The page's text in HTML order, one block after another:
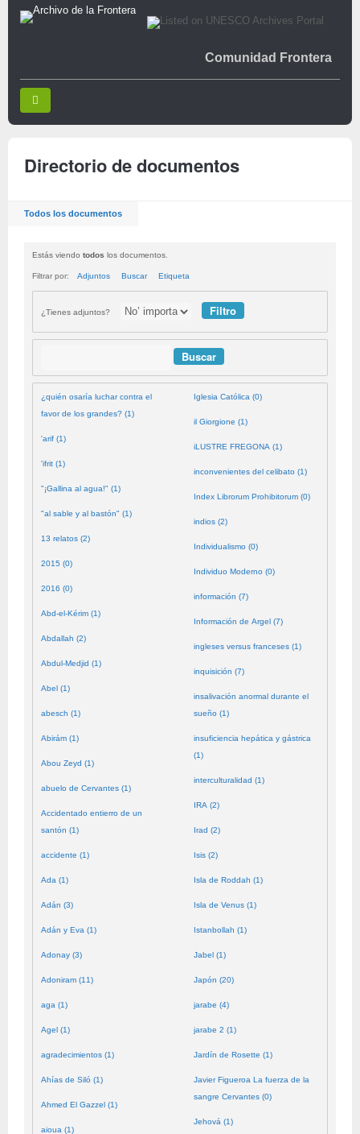
Comunidad Frontera
Directorio de documentos
Todos los documentos
Estás viendo todos los documentos.
Filtrar por: Adjuntos Buscar Etiqueta
¿Tienes adjuntos?
¿quién osaría luchar contra el
favor de los grandes? (1)
'arif (1)
'ifrit (1)
"¡Gallina al agua!" (1)
"al sable y al bastón" (1)
13 relatos (2)
2015 (0)
2016 (0)
Abd-el-Kérim (1)
Abdallah (2)
Abdul-Medjid (1)
Abel (1)
abesch (1)
Abirám (1)
Abou Zeyd (1)
abuelo de Cervantes (1)
Accidentado entierro de un
santón (1)
accidente (1)
Ada (1)
Adán (3)
Adán y Eva (1)
Adonay (3)
Adoniram (11)
aga (1)
Agel (1)
agradecimientos (1)
Ahías de Siló (1)
Ahmed El Gazzel (1)
aioua (1)
Iglesia Católica (0)
il Giorgione (1)
iLUSTRE FREGONA (1)
inconvenientes del celibato (1)
Index Librorum Prohibitorum (0)
indios (2)
Individualismo (0)
Individuo Moderno (0)
información (7)
Información de Argel (7)
ingleses versus franceses (1)
inquisición (7)
insalivación anormal durante el
sueño (1)
insuficiencia hepática y gástrica
(1)
interculturalidad (1)
IRA (2)
Irad (2)
Isis (2)
Isla de Roddah (1)
Isla de Venus (1)
Istanbollah (1)
Jabel (1)
Japón (20)
jarabe (4)
jarabe 2 (1)
Jardín de Rosette (1)
Javier Figueroa La fuerza de la
sangre Cervantes (0)
Jehová (1)